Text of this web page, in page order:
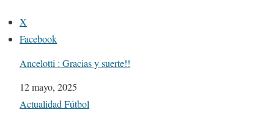
X
Facebook
Ancelotti : Gracias y suerte!!
Fecha
12 mayo, 2025
Respecto a
Actualidad Fútbol